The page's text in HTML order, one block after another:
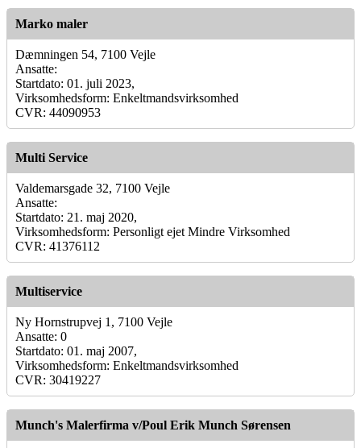
Marko maler
Dæmningen 54, 7100 Vejle
Ansatte:
Startdato: 01. juli 2023,
Virksomhedsform: Enkeltmandsvirksomhed
CVR: 44090953
Multi Service
Valdemarsgade 32, 7100 Vejle
Ansatte:
Startdato: 21. maj 2020,
Virksomhedsform: Personligt ejet Mindre Virksomhed
CVR: 41376112
Multiservice
Ny Hornstrupvej 1, 7100 Vejle
Ansatte: 0
Startdato: 01. maj 2007,
Virksomhedsform: Enkeltmandsvirksomhed
CVR: 30419227
Munch's Malerfirma v/Poul Erik Munch Sørensen